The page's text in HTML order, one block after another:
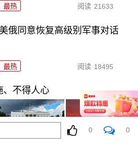
最热 阅读 21633
美俄同意恢复高级别军事对话
最热 阅读 18495
、不得人心
0 0